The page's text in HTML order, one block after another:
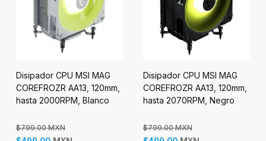
Disipador CPU MSI MAG
COREFROZR AA13, 120mm,
hasta 2000RPM, Blanco
$799.00 MXN
Disipador CPU MSI MAG
COREFROZR AA13, 120mm,
hasta 2070RPM, Negro
$799.00 MXN